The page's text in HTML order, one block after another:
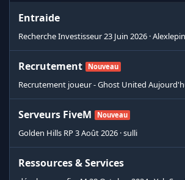
Entraide
Recherche Investisseur23 Juin 2026
Recrutement Nouveau
Recrutement joueur - Ghost United
Serveurs FiveM Nouveau
Golden Hills RP3 Août 2026 sulli
Ressources & Services